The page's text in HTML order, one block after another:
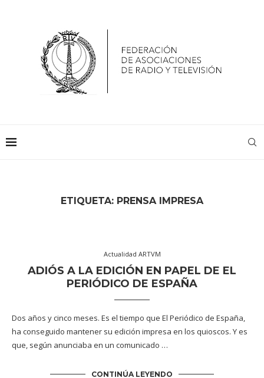
ETIQUETA: PRENSA IMPRESA
Actualidad ARTVM
ADIÓS A LA EDICIÓN EN PAPEL DE EL
PERIÓDICO DE ESPAÑA
Dos años y cinco meses. Es el tiempo que El Periódico de España,
ha conseguido mantener su edición impresa en los quioscos. Y es
que, según anunciaba en un comunicado …
CONTINÚA LEYENDO